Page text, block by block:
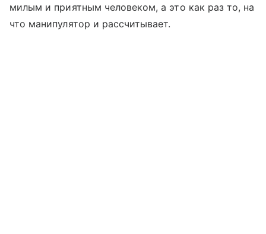
милым и приятным человеком, а это как раз то, на
что манипулятор и рассчитывает.